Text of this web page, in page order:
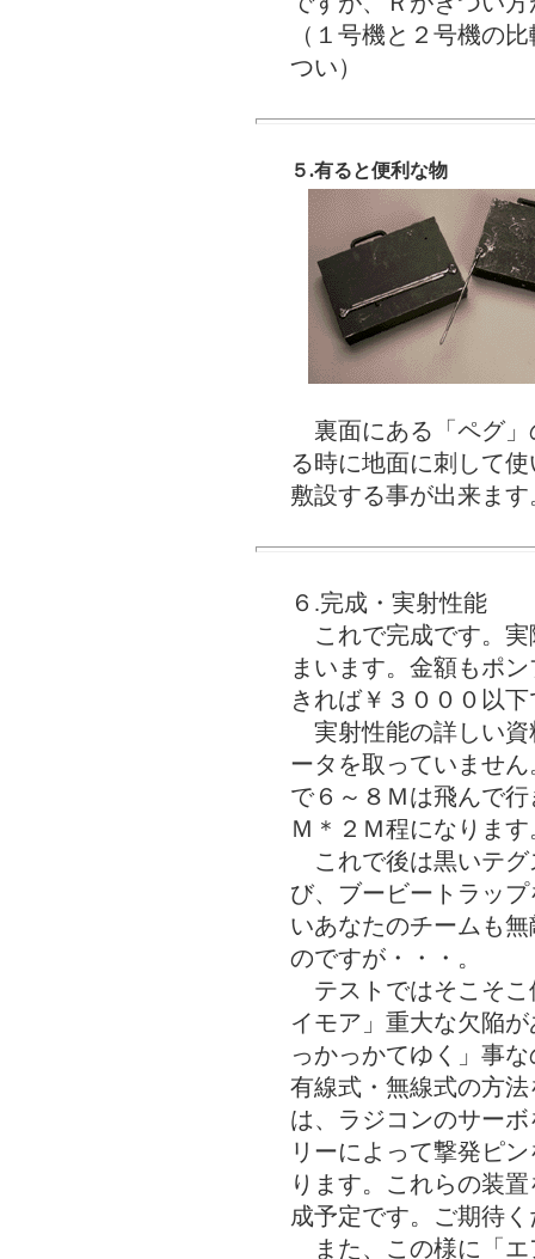
（１号機と２号機の
つい）
５.有ると便利な物
裏面にある「ペグ」
る時に地面に刺して
敷設する事が出来ます
６.完成・実射性能
これで完成です。実
まいます。金額もポ
きれば￥３０００以
実射性能の詳しい資
ータを取っていませ
で６～８Ｍは飛んで
Ｍ＊２Ｍ程になります
これで後は黒いテグ
び、ブービートラッ
いあなたのチームも
のですが・・・。
テストではそこそこ
イモア」重大な欠陥
っかっかてゆく」事
有線式・無線式の方
は、ラジコンのサー
リーによって撃発ピ
ります。これらの装
成予定です。ご期待
また、この様に「エ